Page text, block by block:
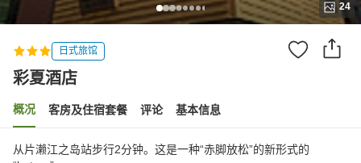
24
日式旅馆
彩夏酒店
概况 客房及住宿套餐 评论 基本信息
从片濑江之岛站步行2分钟。这是一种“赤脚放松”的新形式的